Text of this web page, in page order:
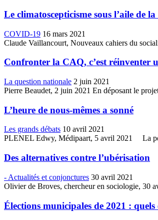
Le climatoscepticisme sous l’aile de
COVID-19 16 mars 2021
Claude Vaillancourt, Nouveaux cahiers du
Confronter la CAQ, c’est réinventer
La question nationale 2 juin 2021
Pierre Beaudet, 2 juin 2021 En déposant le
L’heure de nous-mêmes a sonné
Les grands débats 10 avril 2021
PLENEL Edwy, Médipaart, 5 avril 2021 La
Des alternatives contre l’ubérisation
- Actualités et conjonctures 30 avril 2021
Olivier de Broves, chercheur en sociologie, 30
Élections municipales de 2021 :